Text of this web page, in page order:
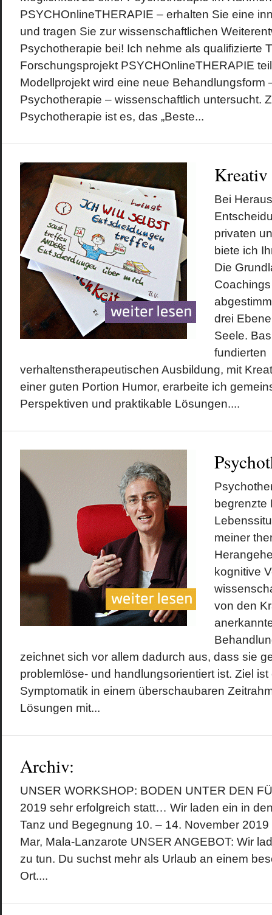
PSYCHOnlineTHERAPIE – erhalten Sie eine
und tragen Sie zur wissenschaftlichen
Psychotherapie bei! Ich nehme als qualifizierte
Forschungsprojekt PSYCHOnlineTHERAPIE
Modellprojekt wird eine neue Behandlungsform
Psychotherapie – wissenschaftlich untersucht.
Psychotherapie ist es, das „Beste...
Kreativ
Bei
privaten
biete ich
Die
drei
Seele.
fundierten
verhaltenstherapeutischen Ausbildung, mit
einer guten Portion Humor, erarbeite ich
Perspektiven und praktikable Lösungen....
begrenzte
meiner
kognitive
von den
zeichnet sich vor allem dadurch aus, dass sie
problemlöse- und handlungsorientiert ist. Ziel ist
Symptomatik in einem überschaubaren
Lösungen mit...
Archiv:
UNSER WORKSHOP: BODEN UNTER DEN
2019 sehr erfolgreich statt… Wir laden ein in
Tanz und Begegnung 10. – 14. November
Mar, Mala-Lanzarote UNSER ANGEBOT: Wir
zu tun. Du suchst mehr als Urlaub an einem
Ort....